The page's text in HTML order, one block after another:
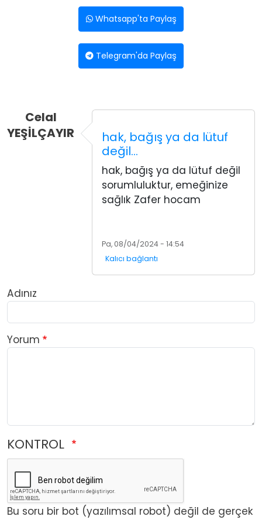
Whatsapp'ta Paylaş
Telegram'da Paylaş
Celal
YEŞİLÇAYIR
hak, bağış ya da lütuf
değil…
hak, bağış ya da lütuf değil
sorumluluktur, emeğinize
sağlık Zafer hocam
Pa, 08/04/2024 - 14:54
Kalıcı bağlantı
Adınız
Yorum
KONTROL
Bu soru bir bot (yazılımsal robot) değil de gerçek